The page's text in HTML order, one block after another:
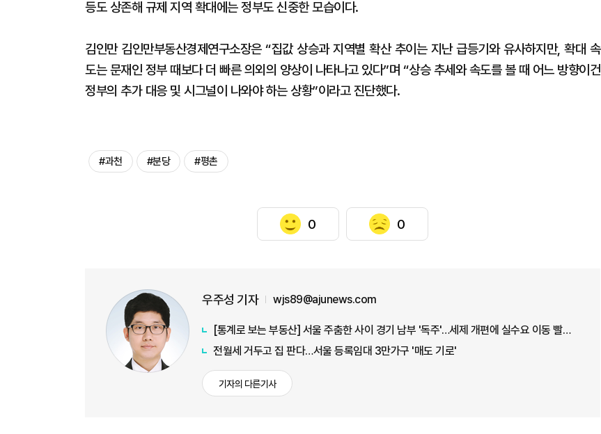
등도 상존해 규제 지역 확대에는 정부도 신중한 모습이다.
김인만 김인만부동산경제연구소장은 “집값 상승과 지역별 확산 추이는 지난 급등기와 유사하지만, 확대 속
도는 문재인 정부 때보다 더 빠른 의외의 양상이 나타나고 있다”며 “상승 추세와 속도를 볼 때 어느 방향이건
정부의 추가 대응 및 시그널이 나와야 하는 상황”이라고 진단했다.
#과천 #분당 #평촌
0 0
우주성 기자 wjs89@ajunews.com
[통계로 보는 부동산] 서울 주춤한 사이 경기 남부 '독주'…세제 개편에 실수요 이동 빨라지나
전월세 거두고 집 판다…서울 등록임대 3만가구 '매도 기로'
기자의 다른기사